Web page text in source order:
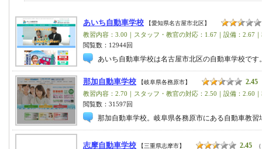
あいち自動車学校 【愛知県名古屋市北区】
教習内容：3.00｜スタッフ・教官の対応：1.67｜設備：2.67
閲覧数：12944回
あいち自動車学校は名古屋市北区の自動車学校です
那加自動車学校 【岐阜県各務原市】 2.45
教習内容：2.70｜スタッフ・教官の対応：2.50｜設備：2.60
閲覧数：31597回
那加自動車学校。岐阜県各務原市にある自動車教習
志摩自動車学校 【三重県志摩市】 2.45 （